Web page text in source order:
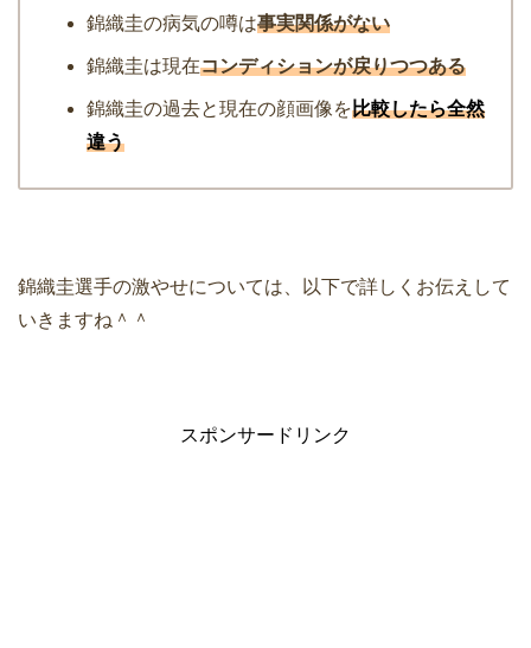
錦織圭の病気の噂は事実関係がない
錦織圭は現在コンディションが戻りつつある
錦織圭の過去と現在の顔画像を比較したら全然
違う
錦織圭選手の激やせについては、以下で詳しくお伝えして
いきますね＾＾
スポンサードリンク